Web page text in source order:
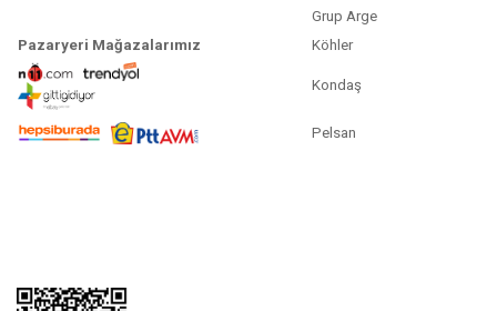
Grup Arge
Pazaryeri Mağazalarımız
Köhler
Kondaş
Pelsan